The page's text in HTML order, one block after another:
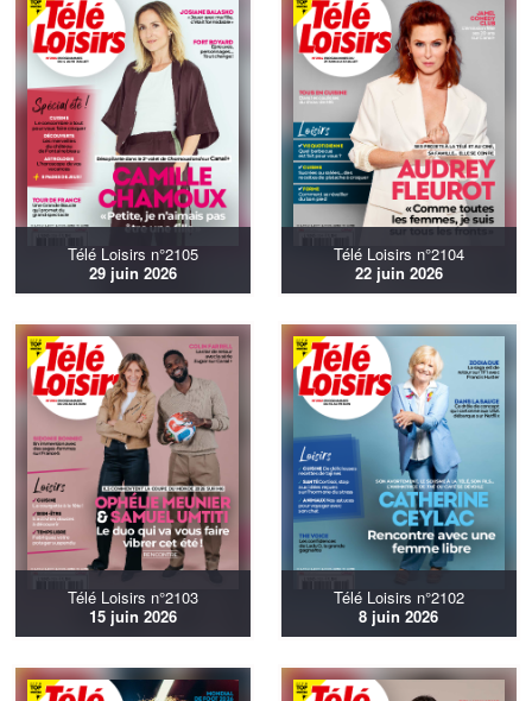
Télé Loisirs n°2105
29 juin 2026
Télé Loisirs n°2104
22 juin 2026
Télé Loisirs n°2103
15 juin 2026
Télé Loisirs n°2102
8 juin 2026